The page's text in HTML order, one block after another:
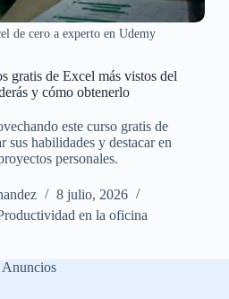
de cero a experto en Udemy
gratis de Excel más vistos del
y cómo obtenerlo
este curso gratis de
habilidades y destacar en
personales.
8 julio, 2026
en la oficina
Anuncios